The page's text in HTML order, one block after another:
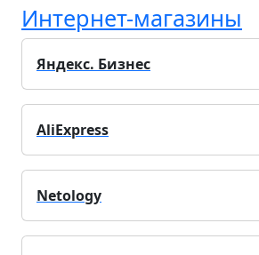
Интернет-магазины
Яндекс. Бизнес
AliExpress
Netology